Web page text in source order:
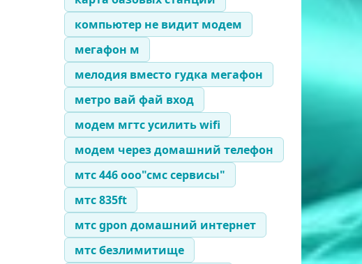
компьютер не видит модем
мегафон м
мелодия вместо гудка мегафон
метро вай фай вход
модем мгтс усилить wifi
модем через домашний телефон
мтс 446 ооо"смс сервисы"
мтс 835ft
мтс gpon домашний интернет
мтс безлимитище